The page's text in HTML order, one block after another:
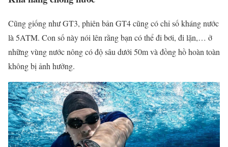
Cũng giống như GT3, phiên bản GT4 cũng có chỉ số kháng nước
là 5ATM. Con số này nói lên rằng bạn có thể đi bơi, đi lặn,… ở
những vùng nước nông có độ sâu dưới 50m và đồng hồ hoàn toàn
không bị ảnh hưởng.